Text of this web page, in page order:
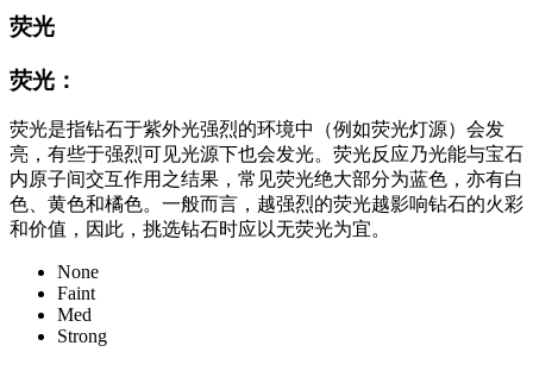
荧光
荧光：
荧光是指钻石于紫外光强烈的环境中（例如荧光灯源）会发
亮，有些于强烈可见光源下也会发光。荧光反应乃光能与宝石
内原子间交互作用之结果，常见荧光绝大部分为蓝色，亦有白
色、黄色和橘色。一般而言，越强烈的荧光越影响钻石的火彩
和价值，因此，挑选钻石时应以无荧光为宜。
None
Faint
Med
Strong